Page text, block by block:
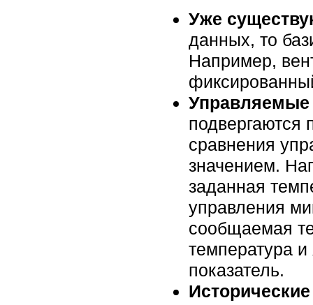
Уже
данных, то
Например,
подвергаются
сравнения
значением.
заданная
управления
сообщаемая
температура
показатель.